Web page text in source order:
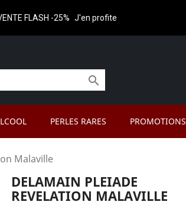
FLASH -25% J'en profite

PERLES RARES PROMOTIONS
Malaville
DELAMAIN PLEIADE
REVELATION MALAVILLE